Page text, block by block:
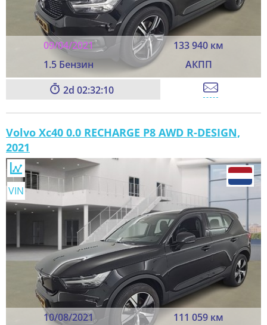
09/04/2021
133 940 км
1.5 Бензин
АКПП
2 02:32:08
Volvo Xc40 0.0 RECHARGE P8 AWD R-DESIGN,
2021
10/08/2021
111 059 км
VIN